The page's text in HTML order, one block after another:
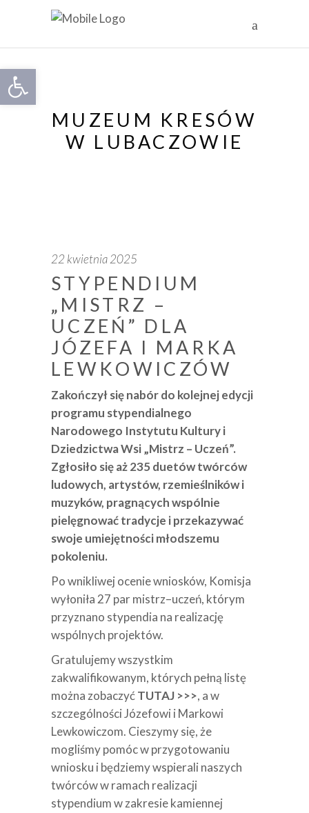
Otwórz pasek narzędzi
MUZEUM KRESÓW
W LUBACZOWIE
22 kwietnia 2025
STYPENDIUM
„MISTRZ –
UCZEŃ” DLA
JÓZEFA I MARKA
LEWKOWICZÓW
Zakończył się nabór do kolejnej edycji
programu stypendialnego
Narodowego Instytutu Kultury i
Dziedzictwa Wsi „Mistrz – Uczeń”.
Zgłosiło się aż 235 duetów twórców
ludowych, artystów, rzemieślników i
muzyków, pragnących wspólnie
pielęgnować tradycje i przekazywać
swoje umiejętności młodszemu
pokoleniu.
Po wnikliwej ocenie wniosków, Komisja
wyłoniła 27 par mistrz–uczeń, którym
przyznano stypendia na realizację
wspólnych projektów.
Gratulujemy wszystkim
zakwalifikowanym, których pełną listę
można zobaczyćTUTAJ >>>, a w
szczególności Józefowi i Markowi
Lewkowiczom. Cieszymy się, że
mogliśmy pomóc w przygotowaniu
wniosku i będziemy wspierali naszych
twórców w ramach realizacji
stypendium w zakresie kamiennej